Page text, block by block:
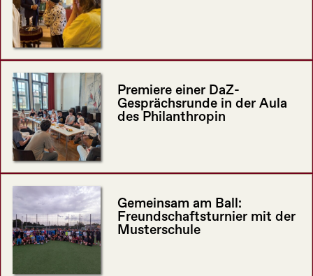
Premiere einer DaZ-
Gesprächsrunde in der Aula
des Philanthropin
Gemeinsam am Ball:
Freundschaftsturnier mit der
Musterschule